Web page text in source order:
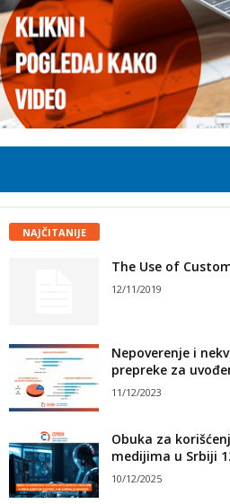
NAJČITANIJE
The Use of
12/11/2019
Nepoverenje i
prepreke za
11/12/2023
Obuka za
medijima u Srbiji
10/12/2025